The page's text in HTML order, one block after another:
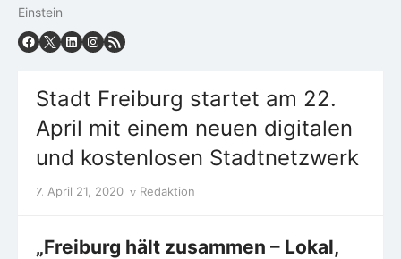
Einstein
Stadt Freiburg startet am 22.
April mit einem neuen digitalen
und kostenlosen Stadtnetzwerk
Posted
April 21, 2020 Author
Redaktion
„Freiburg hält zusammen – Lokal,